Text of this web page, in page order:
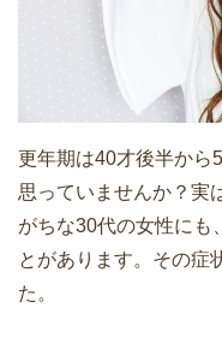
更年期は40才後半から
思っていませんか？実
がちな30代の女性にも
とがあります。その症
た。